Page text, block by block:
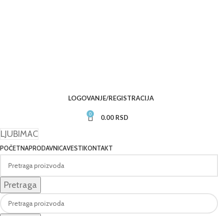
LOGOVANJE/REGISTRACIJA
0 0.00 RSD
LJUBIMAC
POČETNAPRODAVNICAVESTIKONTAKT
Pretraga